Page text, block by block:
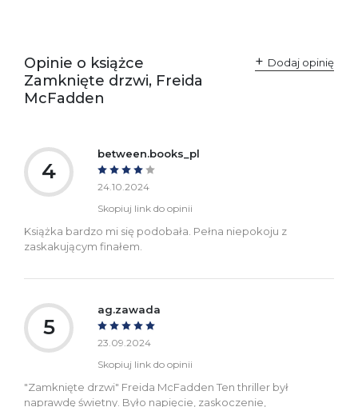
kontakt@wydajenamsie.pl
+48 61 623 38 38
Opinie o książce
Zamknięte drzwi, Freida
McFadden
Dodaj opinię
4
between.books_pl
24.10.2024
Skopiuj link do opinii
Książka bardzo mi się podobała. Pełna niepokoju z
zaskakującym finałem.
5
ag.zawada
23.09.2024
Skopiuj link do opinii
"Zamknięte drzwi" Freida McFadden Ten thriller był
naprawdę świetny. Było napięcie, zaskoczenie,